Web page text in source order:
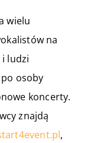
wielu
na
ludzi
osoby
koncerty.
znajdą
,